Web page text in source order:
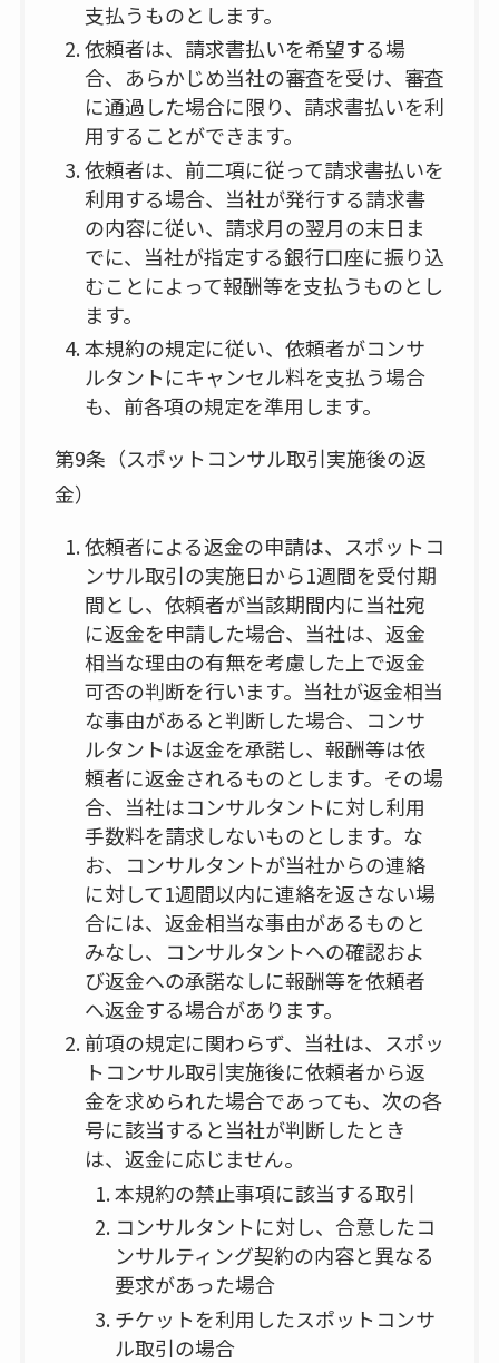
支払うものとします。
依頼者は、請求書払いを希望する場
合、あらかじめ当社の審査を受け、審査
に通過した場合に限り、請求書払いを利
用することができます。
依頼者は、前二項に従って請求書払いを
利用する場合、当社が発行する請求書
の内容に従い、請求月の翌月の末日ま
でに、当社が指定する銀行口座に振り込
むことによって報酬等を支払うものとし
ます。
本規約の規定に従い、依頼者がコンサ
ルタントにキャンセル料を支払う場合
も、前各項の規定を準用します。
第9条（スポットコンサル取引実施後の返
金）
依頼者による返金の申請は、スポットコ
ンサル取引の実施日から1週間を受付期
間とし、依頼者が当該期間内に当社宛
に返金を申請した場合、当社は、返金
相当な理由の有無を考慮した上で返金
可否の判断を行います。当社が返金相当
な事由があると判断した場合、コンサ
ルタントは返金を承諾し、報酬等は依
頼者に返金されるものとします。その場
合、当社はコンサルタントに対し利用
手数料を請求しないものとします。な
お、コンサルタントが当社からの連絡
に対して1週間以内に連絡を返さない場
合には、返金相当な事由があるものと
みなし、コンサルタントへの確認およ
び返金への承諾なしに報酬等を依頼者
へ返金する場合があります。
前項の規定に関わらず、当社は、スポッ
トコンサル取引実施後に依頼者から返
金を求められた場合であっても、次の各
号に該当すると当社が判断したとき
は、返金に応じません。
本規約の禁止事項に該当する取引
コンサルタントに対し、合意したコ
ンサルティング契約の内容と異なる
要求があった場合
チケットを利用したスポットコンサ
ル取引の場合